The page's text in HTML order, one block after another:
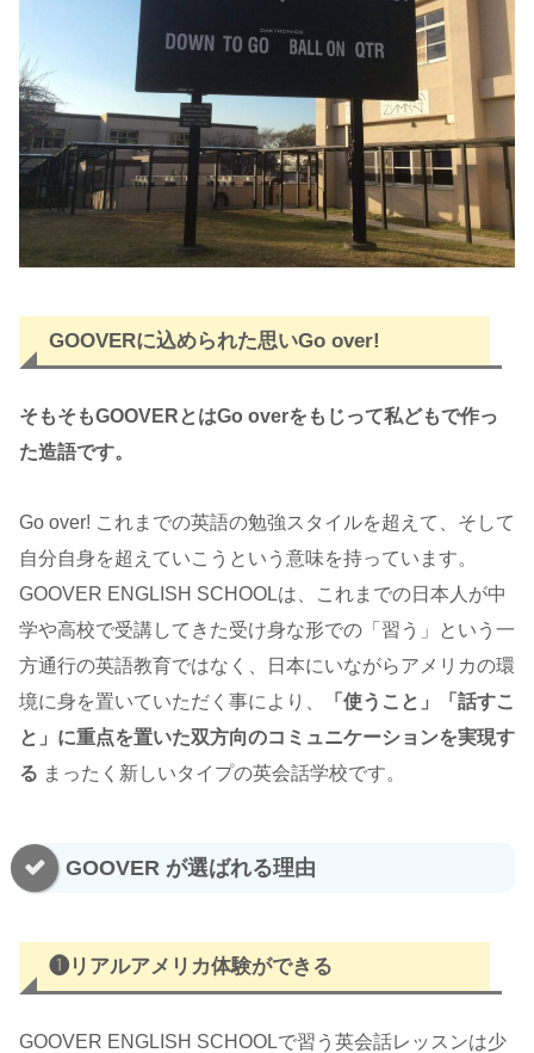
GOOVERに込められた思いGo over!
そもそもGOOVERとはGo overをもじって私どもで作っ
た造語です。
Go over! これまでの英語の勉強スタイルを超えて、そして
自分自身を超えていこうという意味を持っています。
GOOVER ENGLISH SCHOOLは、これまでの日本人が中
学や高校で受講してきた受け身な形での「習う」という一
方通行の英語教育ではなく、日本にいながらアメリカの環
境に身を置いていただく事により、
「使うこと」「話すこ
と」に重点を置いた双方向のコミュニケーションを実現す
る まったく新しいタイプの英会話学校です。
GOOVER が選ばれる理由
❶リアルアメリカ体験ができる
GOOVER ENGLISH SCHOOLで習う英会話レッスンは少